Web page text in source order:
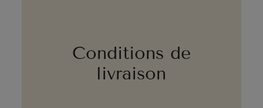
Conditions de
livraison